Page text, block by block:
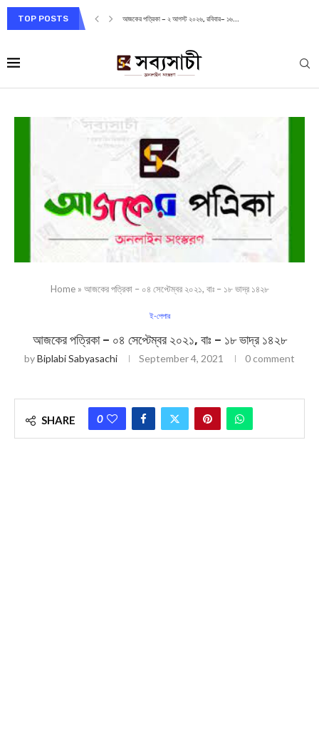
TOP POSTS আজকের পত্রিকা – ২ আগস্ট ২০২৬, রবিবার– ১৬...
Home» আজকের পত্রিকা – ০৪ সেপ্টেম্বর ২০২১, বাঃ – ১৮ ভাদ্র ১৪২৮
ই-পেপার
আজকের পত্রিকা – ০৪ সেপ্টেম্বর ২০২১, বাঃ – ১৮ ভাদ্র ১৪২৮
byBiplabi Sabyasachi September 4, 2021 0 comment
SHARE 0